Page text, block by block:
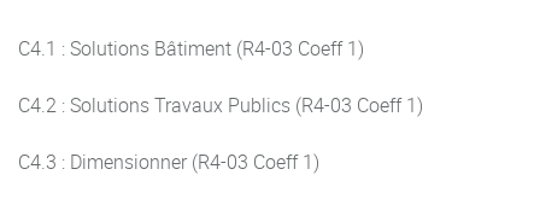
C4.1 : Solutions Bâtiment (R4-03 Coeff 1)
C4.2 : Solutions Travaux Publics (R4-03 Coeff 1)
C4.3 : Dimensionner (R4-03 Coeff 1)